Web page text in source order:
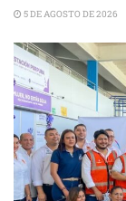
5 DE AGOSTO DE 2026